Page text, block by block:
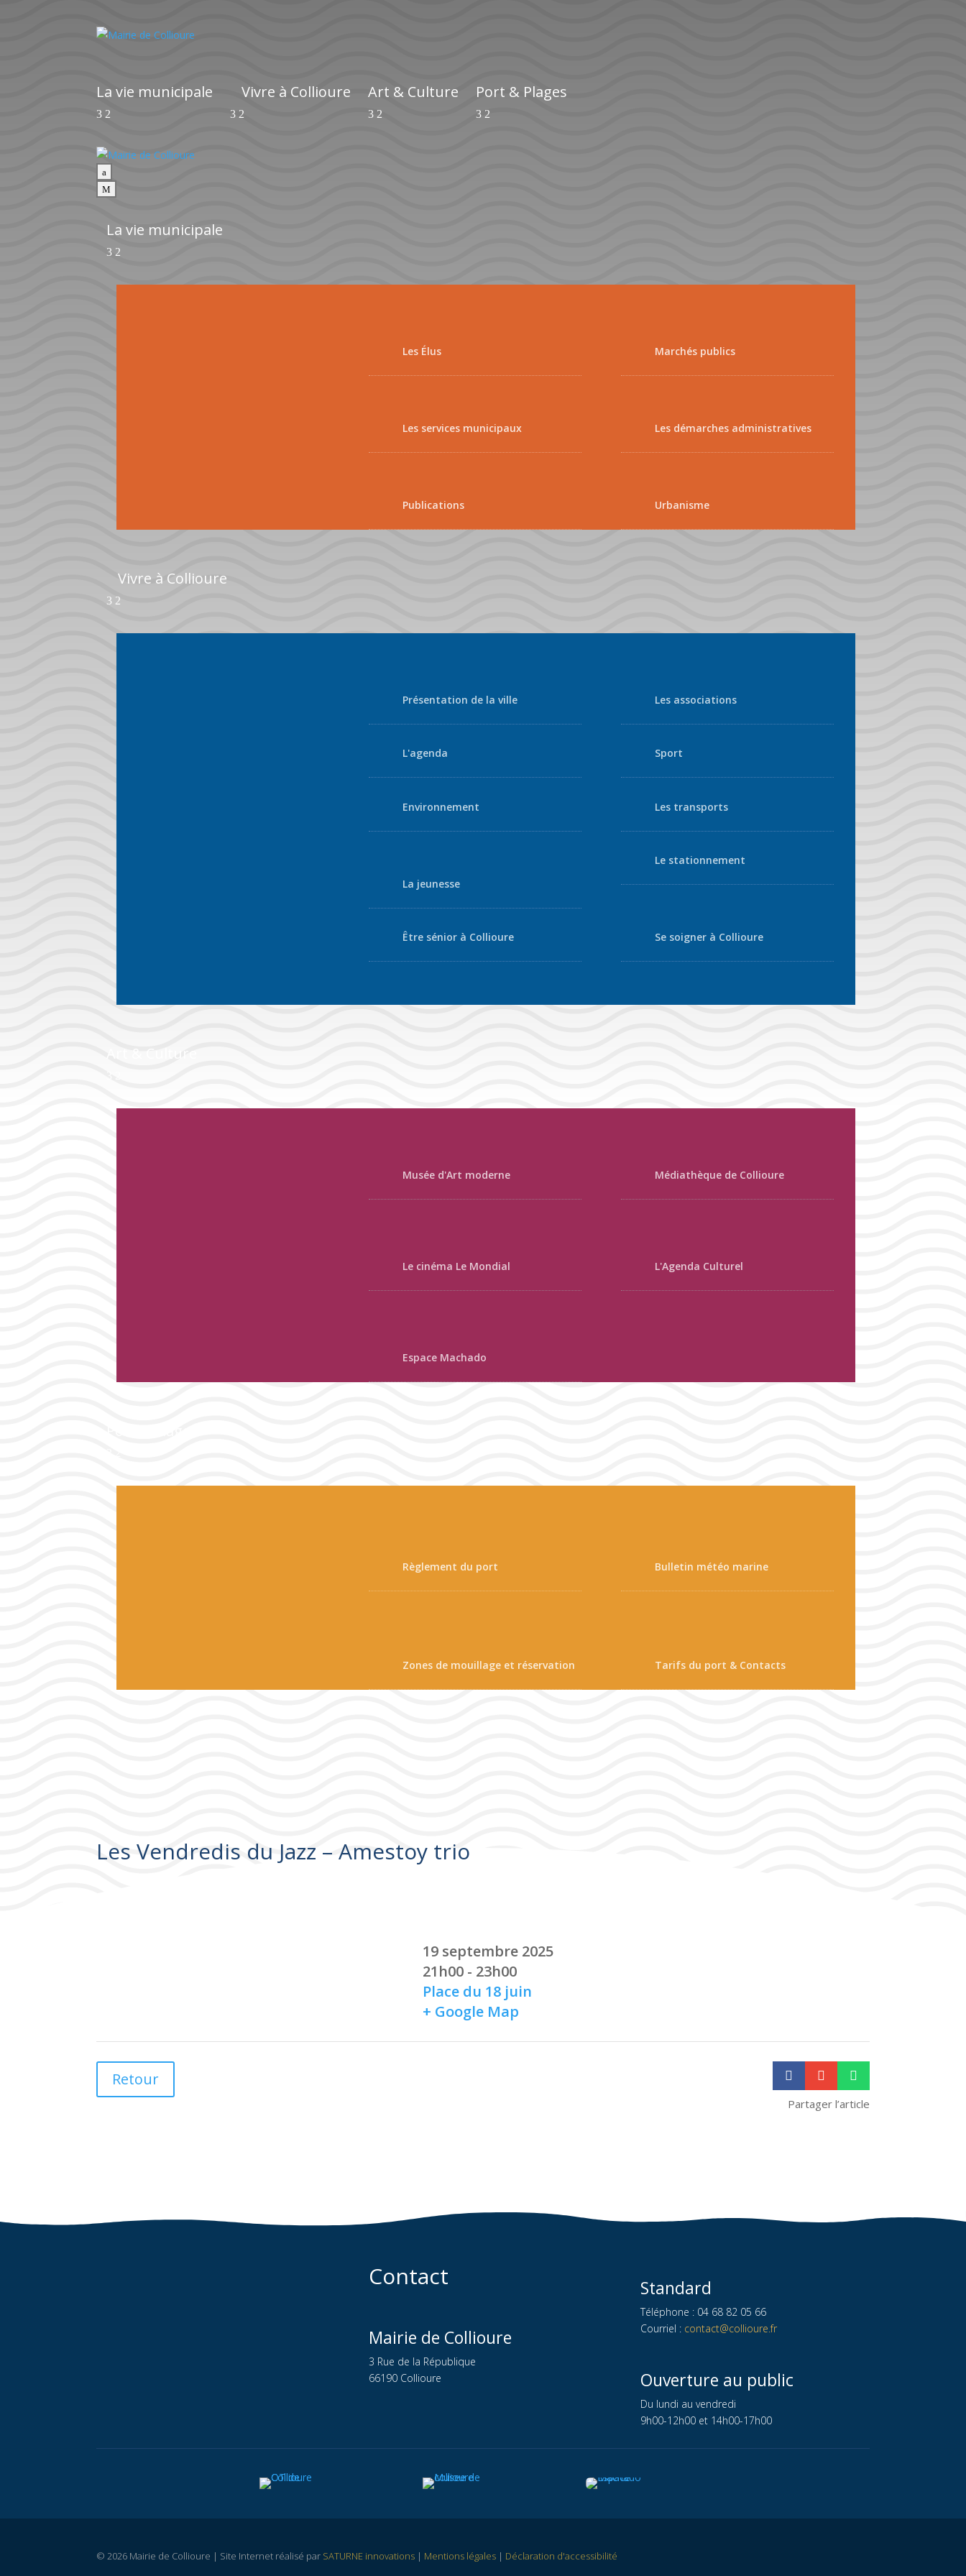
La vie municipale Vivre à Collioure Art & Culture Port & Plages
a
M
La vie municipale
Les Élus
Les services municipaux
Publications
Marchés publics
Les démarches administratives
Urbanisme
Vivre à Collioure
Présentation de la ville
L'agenda
Environnement
La jeunesse
Être sénior à Collioure
Les associations
Sport
Les transports
Le stationnement
Se soigner à Collioure
Musée d'Art moderne
Le cinéma Le Mondial
Espace Machado
Médiathèque de Collioure
L'Agenda Culturel
Règlement du port
Zones de mouillage et réservation
Bulletin météo marine
Tarifs du port & Contacts
Les Vendredis du Jazz – Amestoy trio
19 septembre 2025
21h00 - 23h00
Place du 18 juin
+ Google Map
Retour  

Partager l’article
Contact
Mairie de Collioure
3 Rue de la République
66190 Collioure
Standard
Téléphone : 04 68 82 05 66
Courriel : contact@collioure.fr
Ouverture au public
Du lundi au vendredi
9h00-12h00 et 14h00-17h00
© 2026 Mairie de Collioure | Site Internet réalisé par SATURNE innovations | Mentions légales | Déclaration d'accessibilité